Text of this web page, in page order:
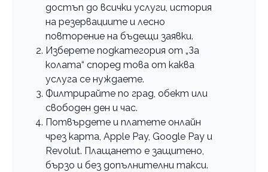
достъп до всички услуги, история
на резервациите и лесно
повторение на бъдещи заявки.
Изберете подкатегория от „За
колата“ според това от каква
услуга се нуждаете.
Филтрирайте по град, обект или
свободен ден и час.
Потвърдете и платете онлайн
чрез карта, Apple Pay, Google Pay и
Revolut. Плащането е защитено,
бързо и без допълнителни такси.